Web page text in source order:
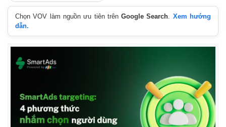
Chọn VOV làm nguồn ưu tiên trênGoogle Search
Xem hướng
dẫn.